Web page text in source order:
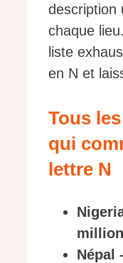
description
chaque
liste
en N et
Tous
qui
lettre N
Népal